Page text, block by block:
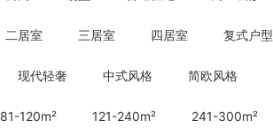
二居室 三居室 四居室 复式户型
现代轻奢 中式风格 简欧风格
81-120m² 121-240m² 241-300m²